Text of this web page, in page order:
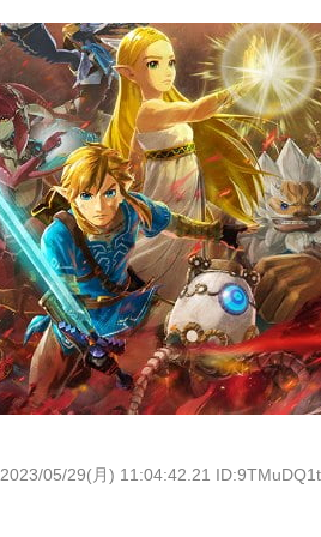
2023/05/29(月) 11:04:42.21